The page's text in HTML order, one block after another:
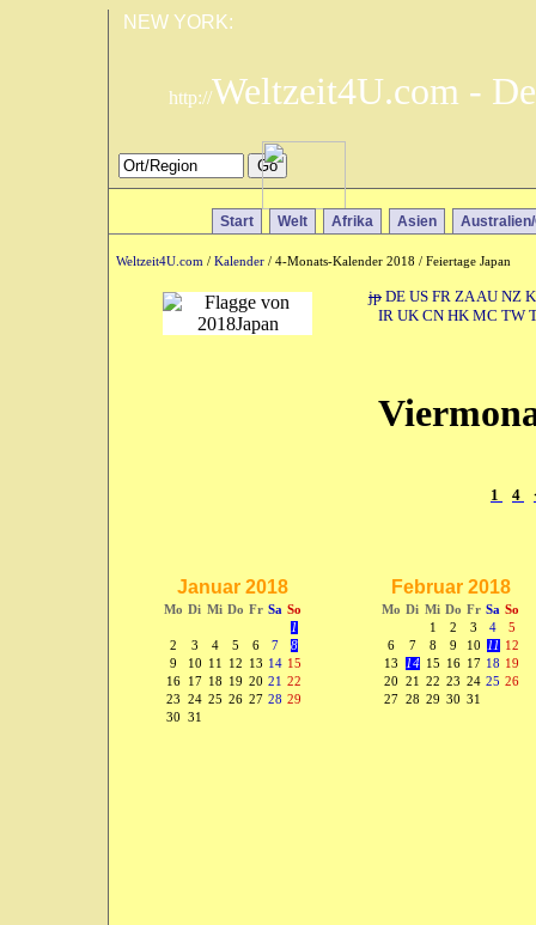
NEW YORK:
http://Weltzeit4U.com -
Start Welt Afrika Asien
Weltzeit4U.com / Kalender / 4-Monats-Kalender 2018 / Feiertage Japan
jp DE US FR ZAAU NZ
IR UK CN HK MC TW
1 4
Januar 2018
Mo Di Mi Do Fr Sa So
1
2
3 4 5 6 7
8
9
10 11 12 13 14 15
16
17 18 19 20 21
22
23
24 25 26 27 28 29
30
31
Februar 2018
Mo Di Mi Do Fr Sa So
1
2 3 4
5
6
7 8 9 10 11
12
13
14 15 16 17 18 19
20
21 22 23 24 25 26
27 28 29 30 31